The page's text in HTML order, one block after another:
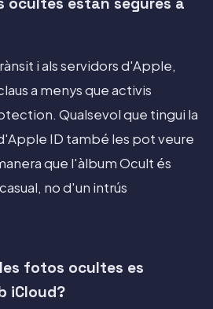
i als servidors d'Apple,
a menys que activis
Qualsevol que tingui la
ID també les pot veure
que l'àlbum Ocult és
no d'un intrús
fotos ocultes es
iCloud?